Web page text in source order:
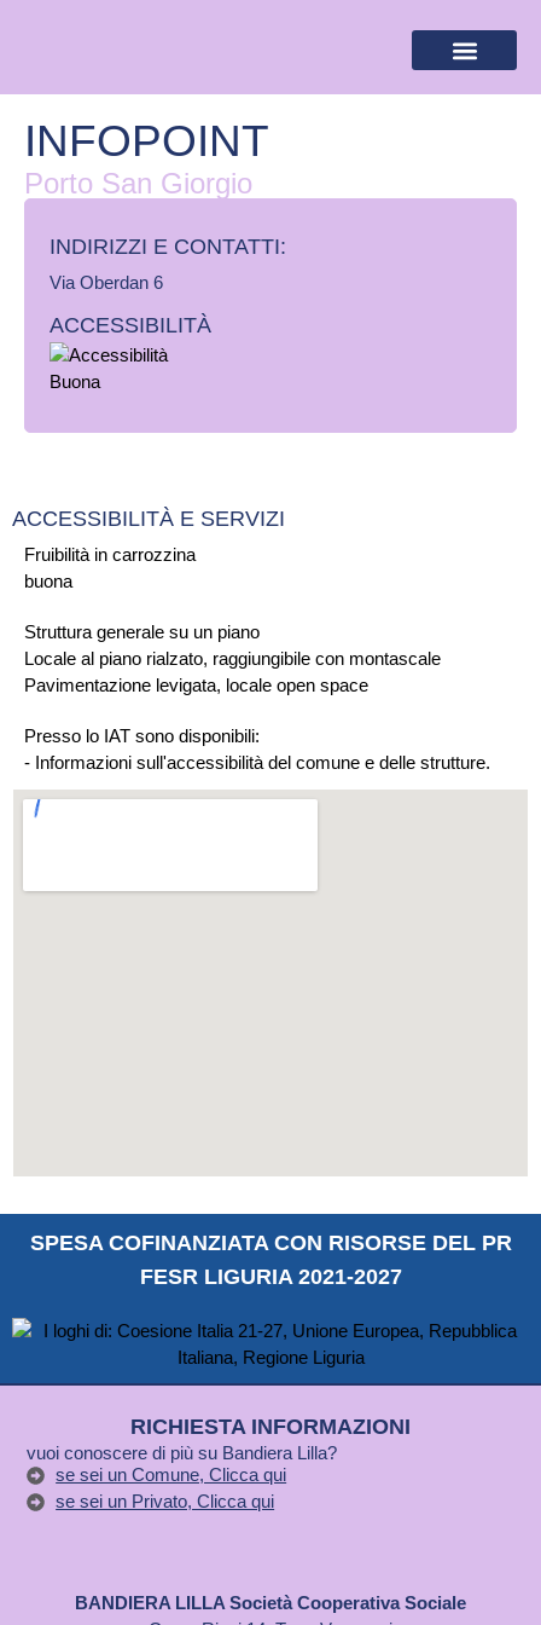
INFOPOINT
Porto San Giorgio
INDIRIZZI E CONTATTI:​
Via Oberdan 6
ACCESSIBILITÀ
Fruibilità in carrozzina
buona
Struttura generale su un piano
Locale al piano rialzato, raggiungibile con montascale
Pavimentazione levigata, locale open space
Presso lo IAT sono disponibili:
- Informazioni sull'accessibilità del comune e delle strutture.
ACCESSIBILITÀ E SERVIZI
SPESA COFINANZIATA CON RISORSE DEL PR
FESR LIGURIA 2021-2027
RICHIESTA INFORMAZIONI
vuoi conoscere di più su Bandiera Lilla?
se sei un Comune, Clicca qui
se sei un Privato, Clicca qui
BANDIERA LILLA Società Cooperativa Sociale